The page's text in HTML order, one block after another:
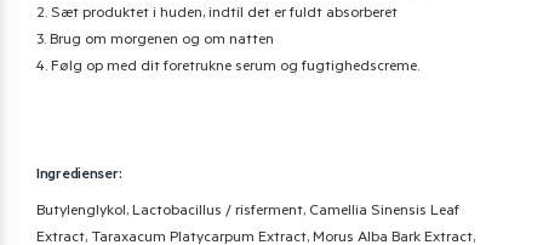
2. Sæt produktet i huden, indtil det er fuldt absorberet
3. Brug om morgenen og om natten
4. Følg op med dit foretrukne serum og fugtighedscreme.
Ingredienser:
Butylenglykol, Lactobacillus / risferment, Camellia Sinensis Leaf
Extract, Taraxacum Platycarpum Extract, Morus Alba Bark Extract,